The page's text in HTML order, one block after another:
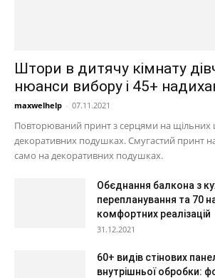
Штори в дитячу кімнату
нюанси вибору і 45+
maxwelhelp - 07.11.2021
Повторюваний принт з серцями на
декоративних подушках. Смугастий принт
само на декоративних подушках.
Обєднання балкона з
перепланування та 70
комфортних реалізацій
31.12.2021
60+ видів стінових
внутрішньої обробки: